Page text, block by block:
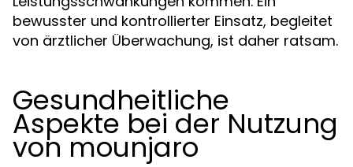
bewusster und kontrollierter Einsatz, begleitet
von ärztlicher Überwachung, ist daher ratsam.
Gesundheitliche
Aspekte bei der Nutzung
von mounjaro